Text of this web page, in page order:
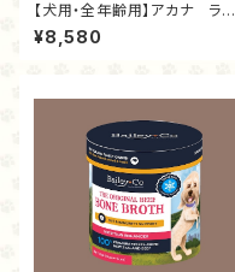
【犬用・全年齢用】アカナ ラン
チランドレシピ 2kg
¥8,580